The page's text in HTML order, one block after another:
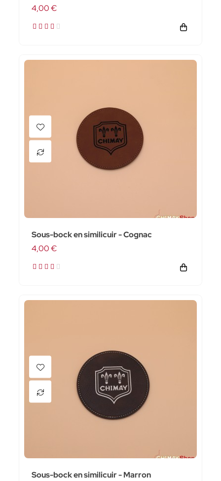
4,00 €
Sous-bock en similicuir - Cognac
4,00 €
Sous-bock en similicuir - Marron